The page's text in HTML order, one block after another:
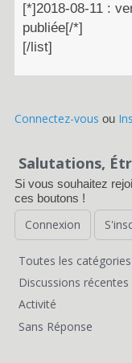
[*]2018-08-11 :
publiée[/*]
[/list]
Connectez-vous ou
Salutations,
Si vous souhaitez
ces boutons !
Connexion
L
i
e
Toutes les catégories
Discussions récentes
Activité
Sans Réponse